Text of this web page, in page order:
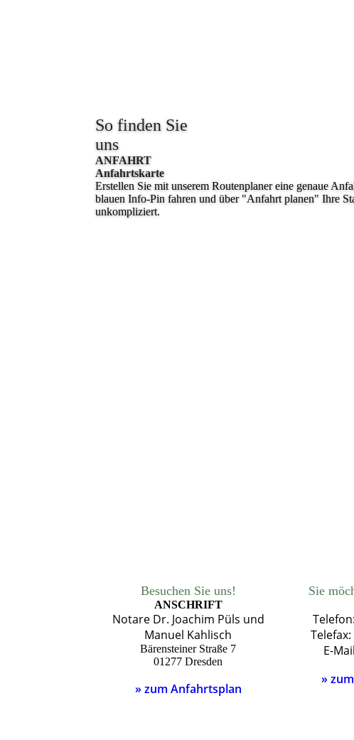
So finden Sie
uns
AN­FAHRT
Anfahrts­karte
Erstellen Sie mit unserem Routenplaner eine genaue
blauen Info-Pin fahren und über "Anfahrt planen" Ihre
unkompliziert.
Besuchen Sie uns!
ANSCHRIFT
Notare Dr. Joachim Püls und
Manuel Kahlisch
Bärensteiner Straße 7
01277 Dresden
» zum Anfahrtsplan
Sie
Telefon:
Telefax:
E-
»